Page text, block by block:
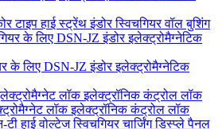
टाइप हाई स्ट्रेंथ इंडोर स्विचगियर वॉल बुशिंग
के लिए DSN-JZ इंडोर इलेक्ट्रोमैग्नेटिक
लॉक इलेक्ट्रॉनिक कंट्रोल लॉक